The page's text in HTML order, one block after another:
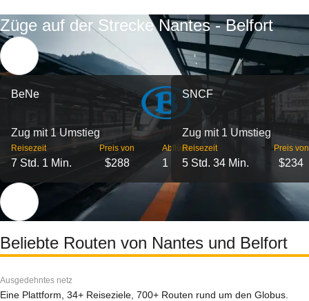
Züge auf der Strecke Nantes - Belfort
BeNe
Zug mit 1 Umstieg
Reisezeit
7 Std. 1 Min.
Preis von
$288
Abflüge
1
SNCF
Zug mit 1 Umstieg
Reisezeit
5 Std. 34 Min.
Preis von
$234
Beliebte Routen von Nantes und Belfort
Ausgedehntes netz
Eine Plattform, 34+ Reiseziele, 700+ Routen rund um den Globus.